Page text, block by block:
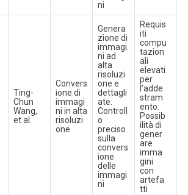
ni
Ting-
Chun
Wang,
et al.
Convers
ione di
immagi
ni in alta
risoluzi
one
Genera
zione di
immagi
ni ad
alta
risoluzi
one e
dettagli
ate.
Controll
o
preciso
sulla
convers
ione
delle
immagi
ni
Requis
iti
compu
tazion
ali
elevati
per
l’adde
stram
ento.
Possib
ilità di
gener
are
imma
gini
con
artefa
tti